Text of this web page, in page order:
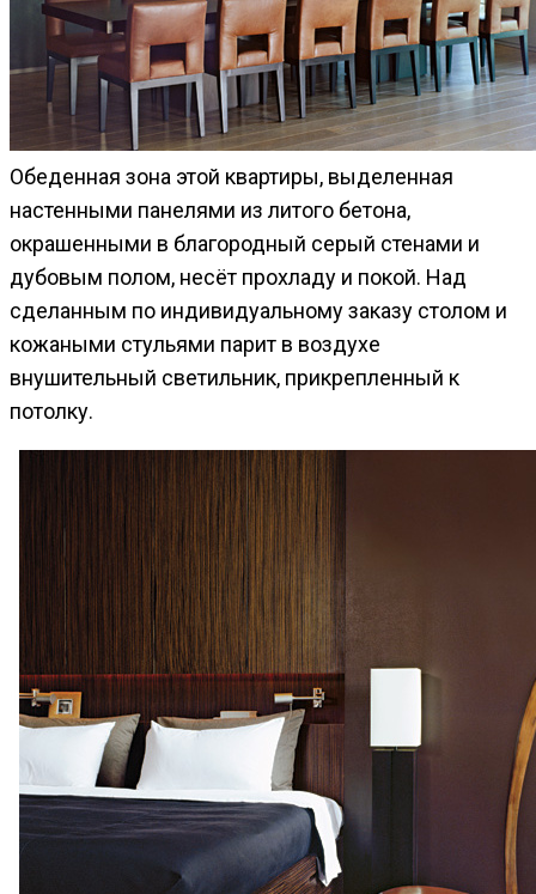
Обеденная зона этой квартиры, выделенная
настенными панелями из литого бетона,
окрашенными в благородный серый стенами и
дубовым полом, несёт прохладу и покой. Над
сделанным по индивидуальному заказу столом и
кожаными стульями парит в воздухе
внушительный светильник, прикрепленный к
потолку.